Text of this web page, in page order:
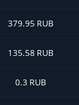
379.95 RUB
135.58 RUB
0.3 RUB